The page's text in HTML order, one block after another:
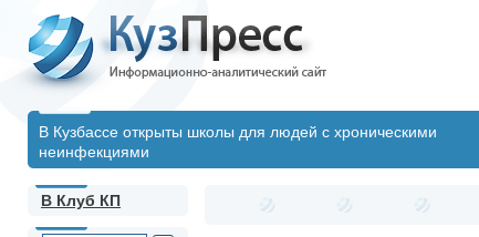
В Кузбассе открыты школы для людей с хроническими
неинфекциями
В Клуб КП